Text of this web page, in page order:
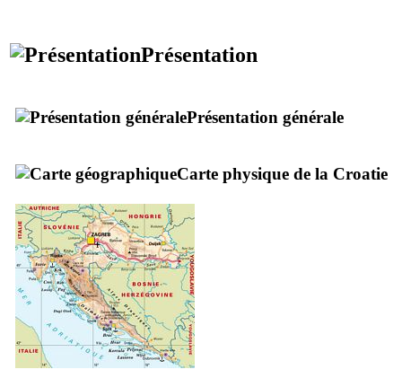
Présentation
Présentation générale
Carte physique de la Croatie